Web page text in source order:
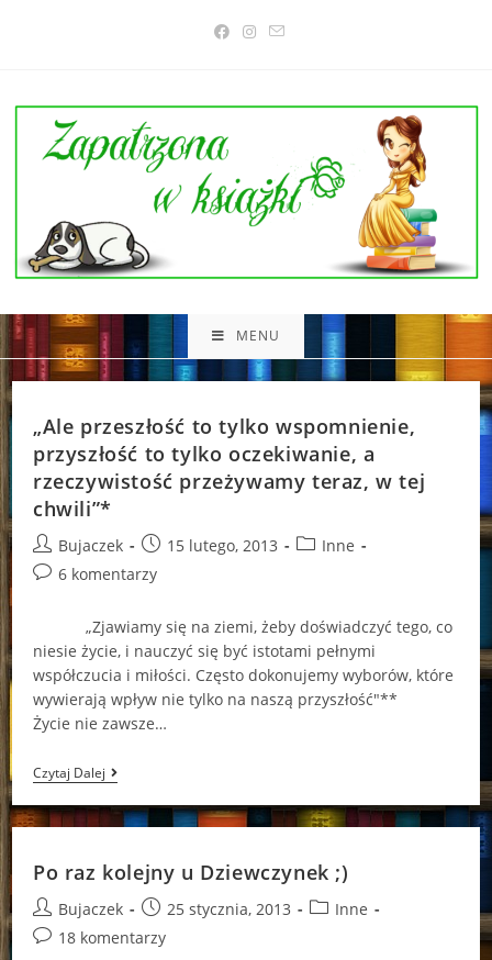
MENU
„Ale przeszłość to tylko wspomnienie,
przyszłość to tylko oczekiwanie, a
rzeczywistość przeżywamy teraz, w tej
chwili”*
Post
author:
Bujaczek
Post
published:
15 lutego, 2013
PostInne
Post6 komentarzy
„Zjawiamy się na ziemi, żeby doświadczyć tego, co
niesie życie, i nauczyć się być istotami pełnymi
współczucia i miłości. Często dokonujemy wyborów, które
wywierają wpływ nie tylko na naszą przyszłość"**
Życie nie zawsze…
Czytaj Dalej„Ale
Przeszłość
To
Tylko
Przyszłość
To
Oczekiwanie,
A
Rzeczywistość
Po raz kolejny u Dziewczynek ;)
Post
author:
Bujaczek
Post
published:
25 stycznia, 2013
PostInne
Post18 komentarzy